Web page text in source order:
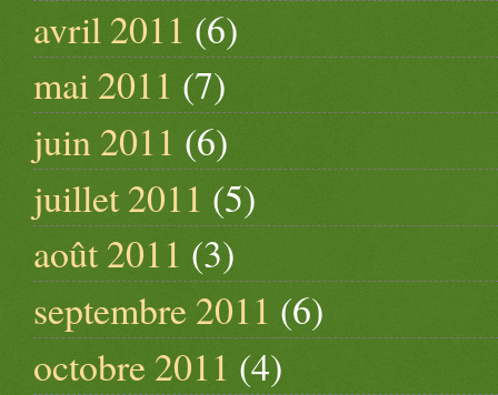
avril 2011 (6)
mai 2011 (7)
juin 2011 (6)
juillet 2011 (5)
août 2011 (3)
septembre 2011 (6)
octobre 2011 (4)